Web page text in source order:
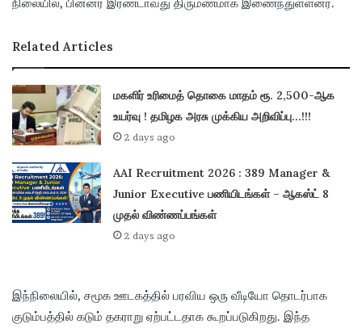
Related Articles
மகளிர் உரிமைத் தொகை மாதம் ரூ. 2,500-ஆக
உயர்வு ! தமிழக அரசு முக்கிய அறிவிப்பு…!!!
2 days ago
AAI Recruitment 2026 : 389 Manager &
Junior Executive பணியிடங்கள் – ஆகஸ்ட் 8
முதல் விண்ணப்பங்கள்
2 days ago
இந்நிலையில், சமூக ஊடகத்தில் பரவிய ஒரு வீடியோ தொடர்பாக
குடும்பத்தில் கடும் தகராறு ஏற்பட்டதாக கூறப்படுகிறது. இந்த